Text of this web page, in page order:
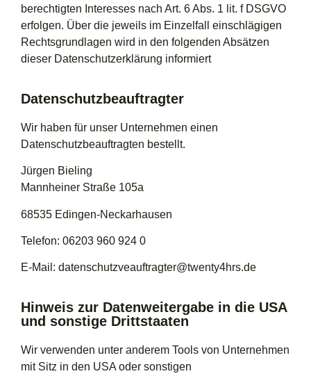
berechtigten Interesses nach Art. 6 Abs. 1 lit. f DSGVO
erfolgen. Über die jeweils im Einzelfall einschlägigen
Rechtsgrundlagen wird in den folgenden Absätzen
dieser Datenschutzerklärung informiert
Datenschutzbeauftragter
Wir haben für unser Unternehmen einen
Datenschutzbeauftragten bestellt.
Jürgen Bieling
Mannheiner Straße 105a
68535 Edingen-Neckarhausen
Telefon: 06203 960 924 0
E-Mail: datenschutzveauftragter@twenty4hrs.de
Hinweis zur Datenweitergabe in die USA
und sonstige Drittstaaten
Wir verwenden unter anderem Tools von Unternehmen
mit Sitz in den USA oder sonstigen